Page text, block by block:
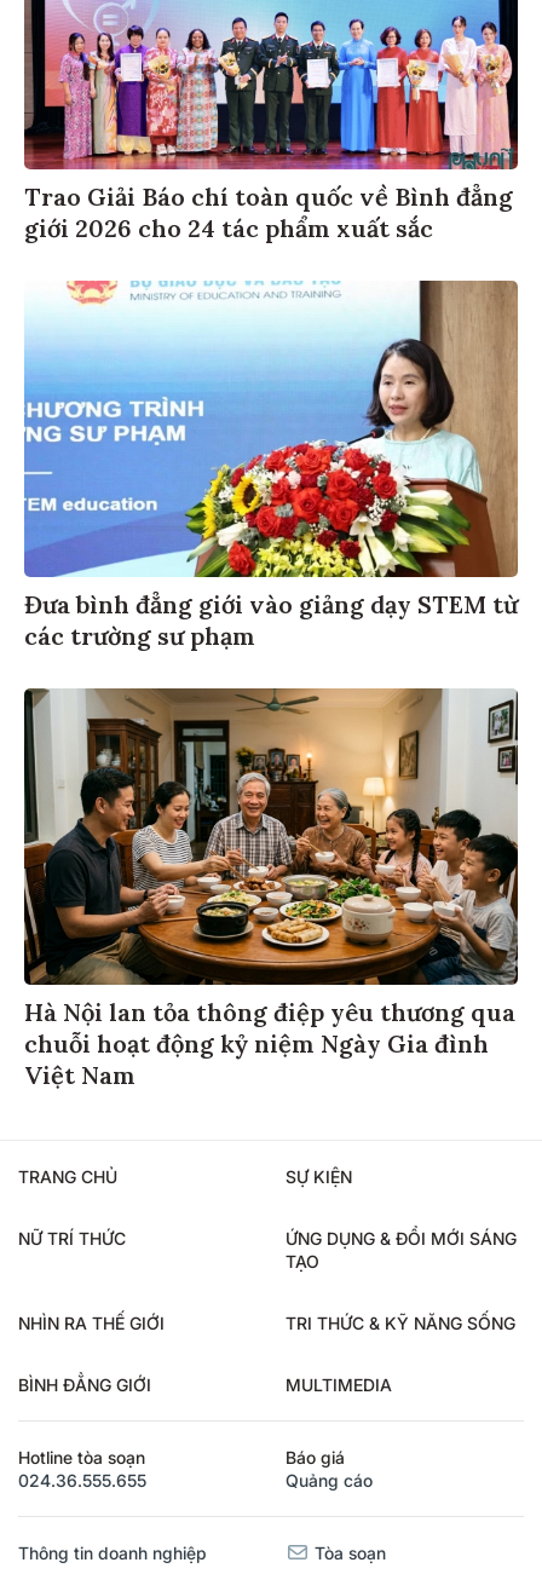
Trao Giải Báo chí toàn quốc về Bình đẳng
giới 2026 cho 24 tác phẩm xuất sắc
Đưa bình đẳng giới vào giảng dạy STEM từ
các trường sư phạm
Hà Nội lan tỏa thông điệp yêu thương qua
chuỗi hoạt động kỷ niệm Ngày Gia đình
Việt Nam
TRANG CHỦ SỰ KIỆN
NỮ TRÍ THỨC
ỨNG DỤNG & ĐỔI MỚI SÁNG
TẠO
NHÌN RA THẾ GIỚI TRI THỨC & KỸ NĂNG SỐNG
BÌNH ĐẲNG GIỚI MULTIMEDIA
Hotline tòa soạn
024.36.555.655
Báo giá
Quảng cáo
Thông tin doanh nghiệp Tòa soạn